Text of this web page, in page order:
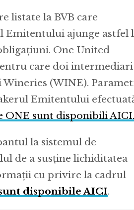
listate la BVB care
Emitentului ajunge astfel
One United
care doi intermediari
(WINE).
Emitentului
ONE sunt disponibili AICI.
la sistemul de
de a susține lichiditatea
cu privire la cadrul
disponibile AICI.